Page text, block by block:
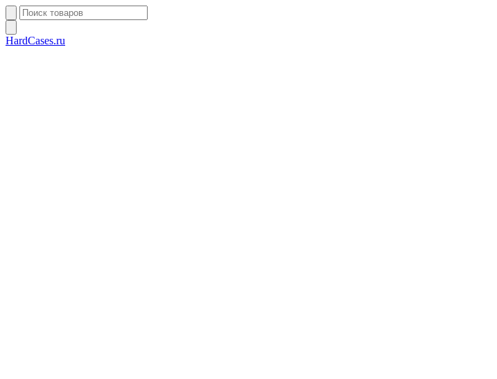
HardCases.ru